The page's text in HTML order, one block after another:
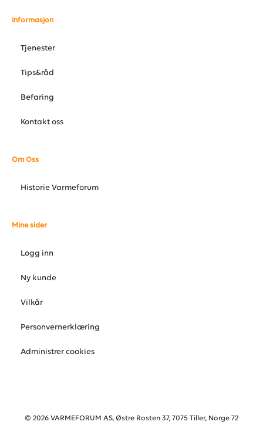
Informasjon
Tjenester
Tips&råd
Befaring
Kontakt oss
Om Oss
Historie Varmeforum
Mine sider
Logg inn
Ny kunde
Vilkår
Personvernerklæring
Administrer cookies
© 2026 VARMEFORUM AS, Østre Rosten 37, 7075 Tiller, Norge 72